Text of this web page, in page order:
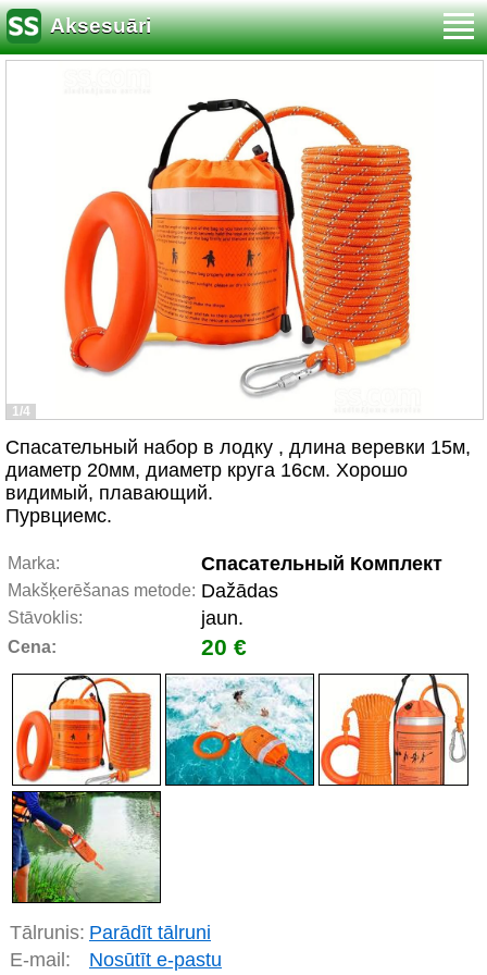
Aksesuāri
1/4
Спасательный набор в лодку , длина веревки 15м,
диаметр 20мм, диаметр круга 16см. Хорошо
видимый, плавающий.
Пурвциемс.
Marka: Спасательный Комплект
Makšķerēšanas metode: Dažādas
Stāvoklis: jaun.
Cena: 20 €
Tālrunis: Parādīt tālruni
E-mail:
Nosūtīt e-pastu